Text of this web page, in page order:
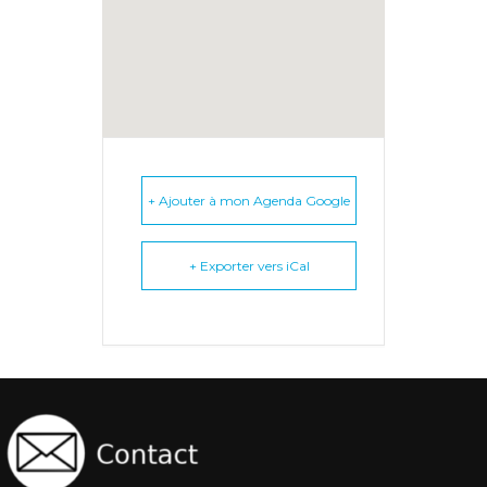
+ Ajouter à mon Agenda Google
+ Exporter vers iCal